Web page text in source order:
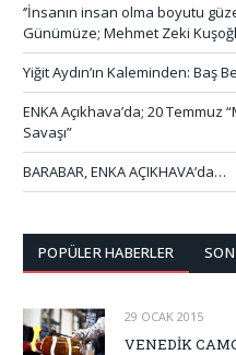
‘’İnsanın insan olma boyutu
Günümüze; Mehmet Zeki
Yiğit Aydın’ın Kaleminden: Baş
ENKA Açıkhava’da; 20 Temmuz
Savaşı”
BARABAR, ENKA AÇIKHAVA’da…
POPÜLER HABERLER
29 OCAK 2015
VENEDİK